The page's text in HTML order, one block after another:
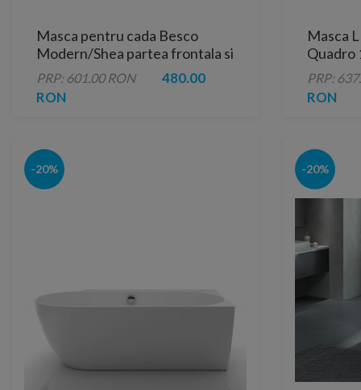
Masca pentru cada Besco
Modern/Shea partea frontala si
laterala 160 cm
PRP: 601.00 RON
480.00
RON
Masca
Quadro
PRP:
RON
-20% -20%